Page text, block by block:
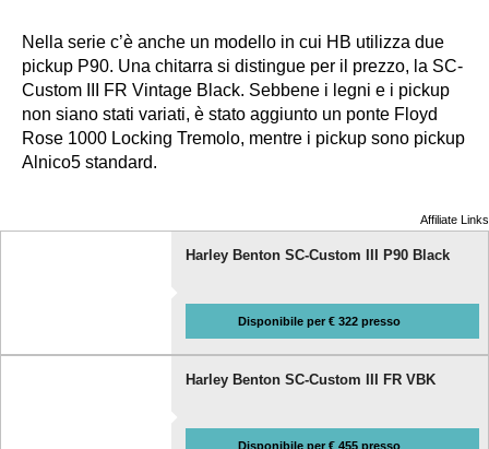
Nella serie c’è anche un modello in cui HB utilizza due
pickup P90. Una chitarra si distingue per il prezzo, la SC-
Custom III FR Vintage Black. Sebbene i legni e i pickup
non siano stati variati, è stato aggiunto un ponte Floyd
Rose 1000 Locking Tremolo, mentre i pickup sono pickup
Alnico5 standard.
Affiliate Links
Harley Benton SC-Custom III P90 Black
Disponibile per € 322 presso
Harley Benton SC-Custom III FR VBK
Disponibile per € 455 presso